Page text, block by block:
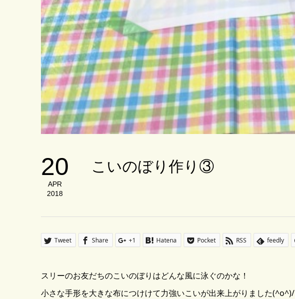
20
APR
2018
こいのぼり作り③
Tweet Share +1 Hatena Pocket RSS feedly
スリーのお友だちのこいのぼりはどんな風に泳ぐのかな！
小さな手形を大きな布につけけて力強いこいが出来上がりました(^o^)/